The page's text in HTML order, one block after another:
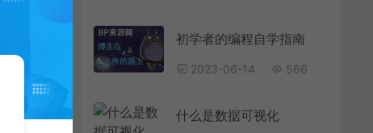
初学者的编程自学指南
2023-06-14 566
什么是数据可视化